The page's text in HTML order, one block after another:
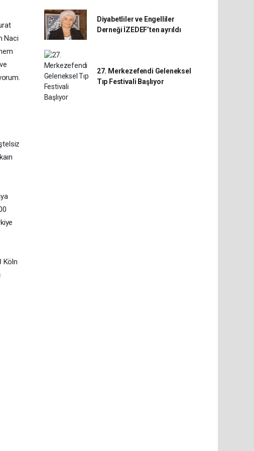
Naci
Köln
Diyabetliler ve Engelliler
Derneği İZEDEF’ten ayrıldı
27. Merkezefendi Geleneksel
Tıp Festivali Başlıyor